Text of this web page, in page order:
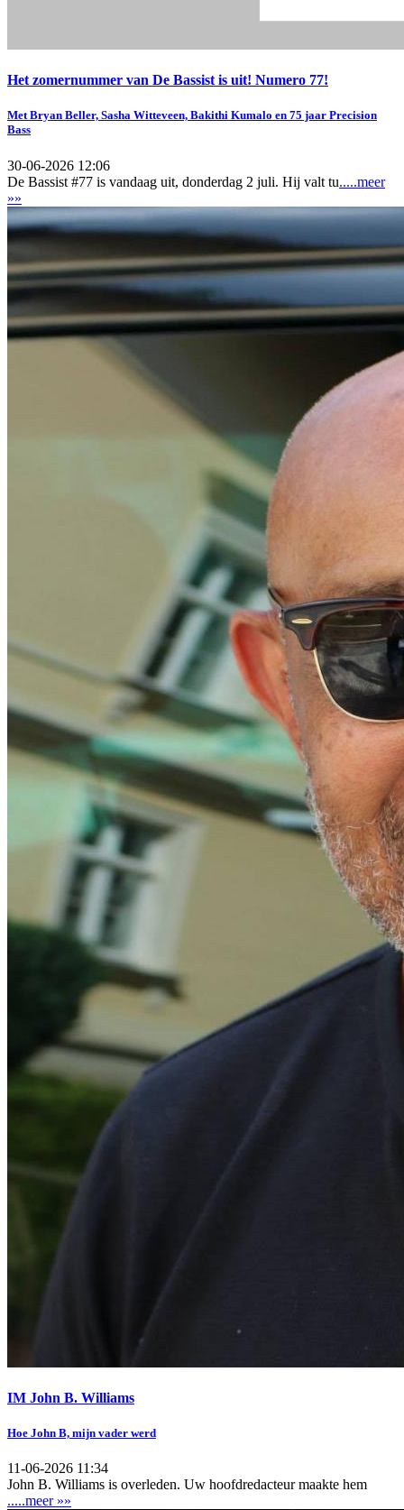
Het zomernummer van De Bassist is uit! Numero 77!
Met Bryan Beller, Sasha Witteveen, Bakithi Kumalo en 75 jaar Precision
Bass
30-06-2026 12:06
De Bassist #77 is vandaag uit, donderdag 2 juli. Hij valt tu.....meer
»»
IM John B. Williams
Hoe John B, mijn vader werd
11-06-2026 11:34
John B. Williams is overleden. Uw hoofdredacteur maakte hem
.....meer »»